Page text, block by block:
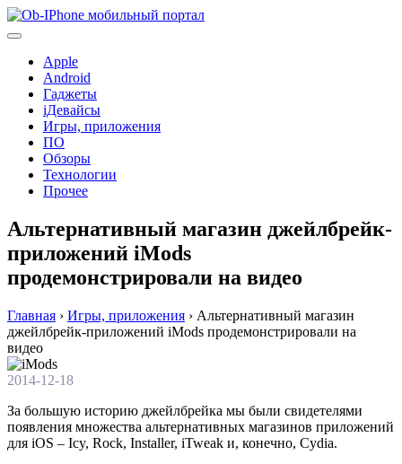
Перейти
к
Apple
Android
Гаджеты
iДевайсы
Игры, приложения
ПО
Обзоры
Технологии
Прочее
Альтернативный магазин джейлбрейк-
приложений iMods
продемонстрировали на видео
Главная › Игры, приложения › Альтернативный магазин
джейлбрейк-приложений iMods продемонстрировали на
видео
2014-12-18
За большую историю джейлбрейка мы были свидетелями
появления множества альтернативных магазинов приложений
для iOS – Icy, Rock, Installer, iTweak и, конечно, Cydia.